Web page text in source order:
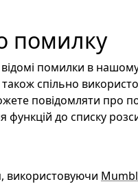
помилку
помилки в
також спільно
повідомляти про
функцій до списку
використовуючи